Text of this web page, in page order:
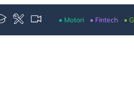
• Motori • Fintech •